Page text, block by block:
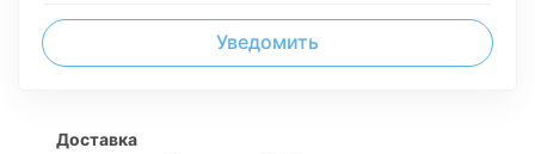
Уведомить
Доставка